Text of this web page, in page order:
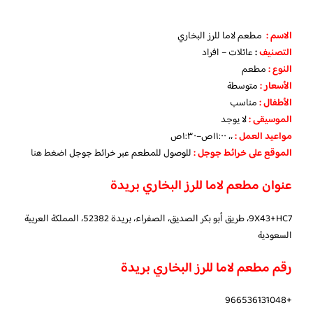
الاسم : مطعم لاما للرز البخاري
التصنيف:عائلات – افراد
النوع :مطعم
الأسعار:متوسطة
الأطفال:مناسب
الموسيقى :لا يوجد
مواعيد العمل :،، ١١:٠٠ص–١:٣٠ص
الموقع على خرائط جوجل:للوصول للمطعم عبر خرائط جوجلاضغط هنا
عنوان مطعم لاما للرز البخاري بريدة
9X43+HC7، طريق أبو بكر الصديق، الصفراء، بريدة 52382، المملكة العربية
السعودية
رقم مطعم لاما للرز البخاري بريدة
+966536131048